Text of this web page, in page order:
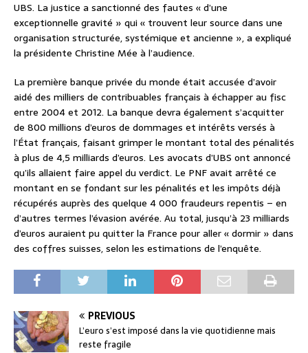
UBS. La justice a sanctionné des fautes « d’une
exceptionnelle gravité » qui « trouvent leur source dans une
organisation structurée, systémique et ancienne », a expliqué
la présidente Christine Mée à l’audience.
La première banque privée du monde était accusée d’avoir
aidé des milliers de contribuables français à échapper au fisc
entre 2004 et 2012. La banque devra également s’acquitter
de 800 millions d’euros de dommages et intérêts versés à
l’État français, faisant grimper le montant total des pénalités
à plus de 4,5 milliards d’euros. Les avocats d’UBS ont annoncé
qu’ils allaient faire appel du verdict. Le PNF avait arrêté ce
montant en se fondant sur les pénalités et les impôts déjà
récupérés auprès des quelque 4 000 fraudeurs repentis – en
d’autres termes l’évasion avérée. Au total, jusqu’à 23 milliards
d’euros auraient pu quitter la France pour aller « dormir » dans
des coffres suisses, selon les estimations de l’enquête.
PREVIOUS
L’euro s’est imposé dans la vie quotidienne mais
reste fragile